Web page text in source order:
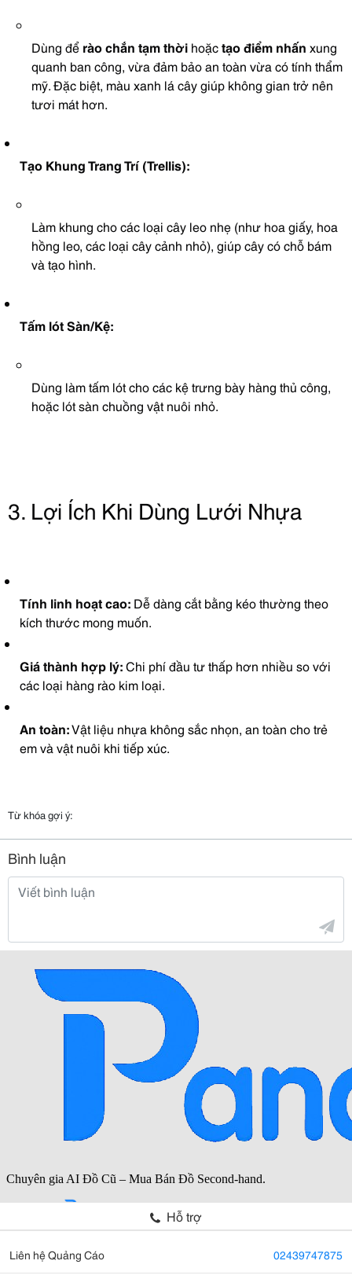
Dùng để rào chắn tạm thời hoặctạo điểm nhấn xung
quanh ban công, vừa đảm bảo an toàn vừa có tính thẩm
mỹ. Đặc biệt, màu xanh lá cây giúp không gian trở nên
tươi mát hơn.
Tạo Khung Trang Trí (Trellis):
Làm khung cho các loại cây leo nhẹ (như hoa giấy, hoa
hồng leo, các loại cây cảnh nhỏ), giúp cây có chỗ bám
và tạo hình.
Tấm lót Sàn/Kệ:
Dùng làm tấm lót cho các kệ trưng bày hàng thủ công,
hoặc lót sàn chuồng vật nuôi nhỏ.
3. Lợi Ích Khi Dùng Lưới Nhựa
Tính linh hoạt cao: Dễ dàng cắt bằng kéo thường theo
kích thước mong muốn.
Giá thành hợp lý:Chi phí đầu tư thấp hơn nhiều so với
các loại hàng rào kim loại.
An toàn:Vật liệu nhựa không sắc nhọn, an toàn cho trẻ
em và vật nuôi khi tiếp xúc.
Từ khóa gợi ý:
Bình luận
Hỗ trợ
Liên hệ Quảng Cáo 02439747875